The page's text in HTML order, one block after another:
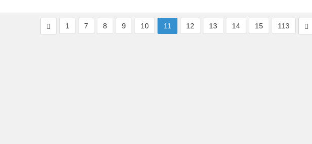
1 7 8 9 10 11 12 13 14 15 113